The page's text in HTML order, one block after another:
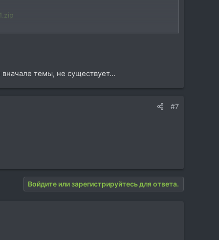
темы, не существует...
#7
Войдите или зарегистрируйтесь для ответа.